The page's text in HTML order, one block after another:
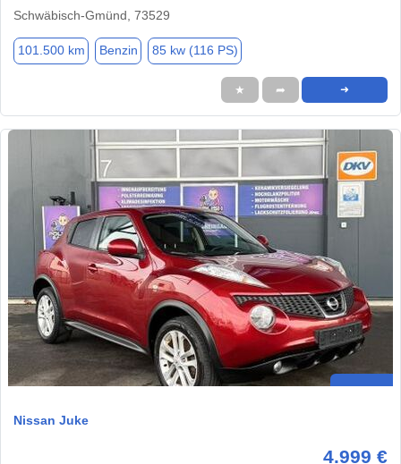
Schwäbisch-Gmünd, 73529
101.500 km Benzin 85 kw (116 PS)
★ ➦ ➜
Nissan Juke
4.999 €